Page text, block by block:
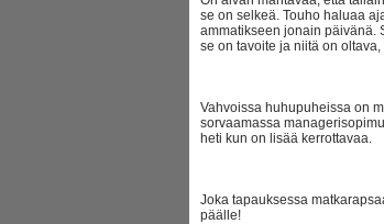
se on selkeä. Touho haluaa
ammatikseen jonain päivänä.
se on tavoite ja niitä on
Vahvoissa huhupuheissa on
sorvaamassa
heti kun on lisää kerrottavaa.
Joka tapauksessa
päälle!